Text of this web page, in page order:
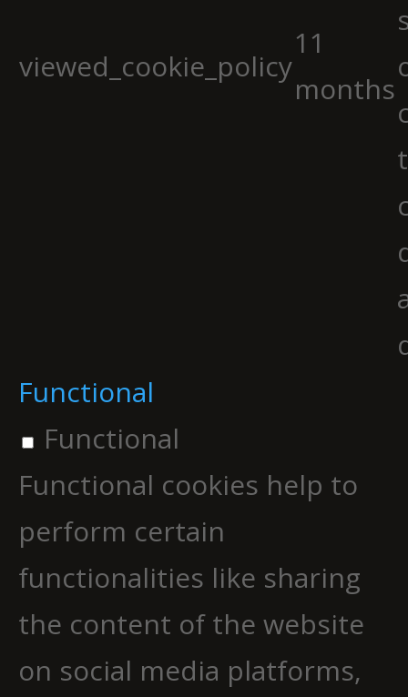
viewed_cookie_policy
11
months
Functional
Functional
Functional cookies help to
perform certain
functionalities like sharing
the content of the website
on social media platforms,